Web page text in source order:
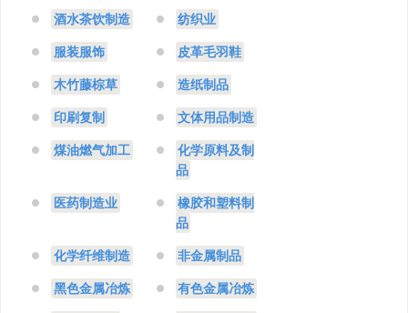
酒水茶饮制造 纺织业
服装服饰 皮革毛羽鞋
木竹藤棕草 造纸制品
印刷复制 文体用品制造
煤油燃气加工
化学原料及制
品
医药制造业
橡胶和塑料制
品
化学纤维制造 非金属制品
黑色金属冶炼 有色金属冶炼